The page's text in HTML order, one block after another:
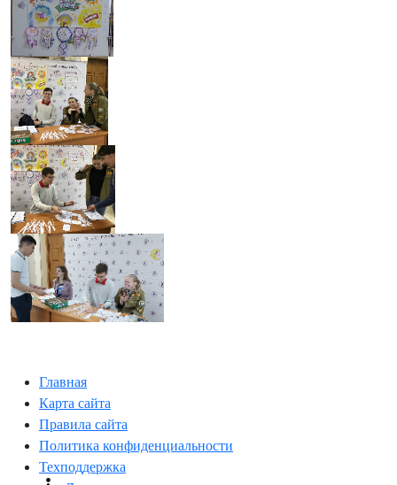
Главная
Карта сайта
Правила сайта
Политика конфиденциальности
Техподдержка